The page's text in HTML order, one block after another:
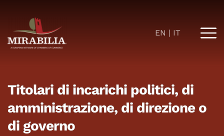
EN IT
Titolari di incarichi politici, di
amministrazione, di direzione o
di governo